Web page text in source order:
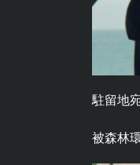
駐留地
被森林